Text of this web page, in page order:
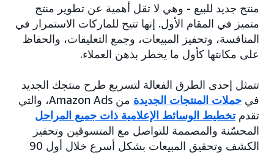
منتج جديد للبيع - وهي لا تقل أهمية عن تطوير منتج
متميز في المقام الأول. إنها تتيح للماركات الاستمرار في
المنافسة، وتحفيز المبيعات، وجمع التعليقات، والحفاظ
على مكانتها كأول ما يخطر بذهن العملاء.
تتمثل إحدى الطرق الفعالة لتسريع طرح منتجك الجديد
في حملات المنتجات الجديدة
من Amazon Ads، والتي
تقدمتخطيط الوسائط الإعلامية ذات جميع المراحل
المحسّنة والمصممة للتواصل مع المتسوقين وتحفيز
الكشف وتحقيق المبيعات بشكل أسرع خلال أول 90